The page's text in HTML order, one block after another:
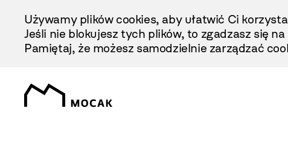
Treści
Używamy plików cookies, aby ułatwić Ci
Jeśli nie blokujesz tych plików, to zgadzasz się
Pamiętaj, że możesz samodzielnie zarządzać